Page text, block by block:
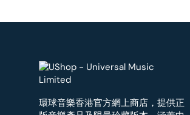
環球音樂香港官方網上商店，提供正